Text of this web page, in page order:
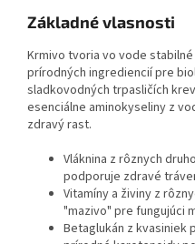
Základné vlasnosti
Krmivo tvoria vo vode
prírodných ingrediencií pre
sladkovodných trpasličích
esenciálne aminokyseliny z
zdravý rast.
Vláknina z rôznych
podporuje zdravé
Vitamíny a živiny z
"mazivo" pre fungujúci
Betaglukán z kvasiniek